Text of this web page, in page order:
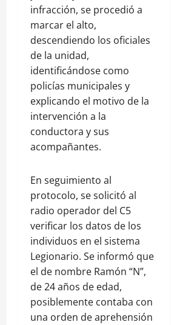
infracción, se procedió a
marcar el alto,
descendiendo los oficiales
de la unidad,
identificándose como
policías municipales y
explicando el motivo de la
intervención a la
conductora y sus
acompañantes.
En seguimiento al
protocolo, se solicitó al
radio operador del C5
verificar los datos de los
individuos en el sistema
Legionario. Se informó que
el de nombre Ramón “N”,
de 24 años de edad,
posiblemente contaba con
una orden de aprehensión